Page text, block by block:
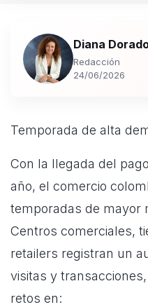
Diana
Redacción
24/06/2026
Temporada de alta
Con la llegada del
año, el comercio
temporadas de mayor
Centros comerciales,
retailers registran un
visitas y
retos en: